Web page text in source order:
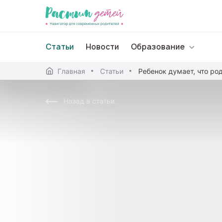
Статьи Новости Образование
Главная Статьи
Назад в статьи